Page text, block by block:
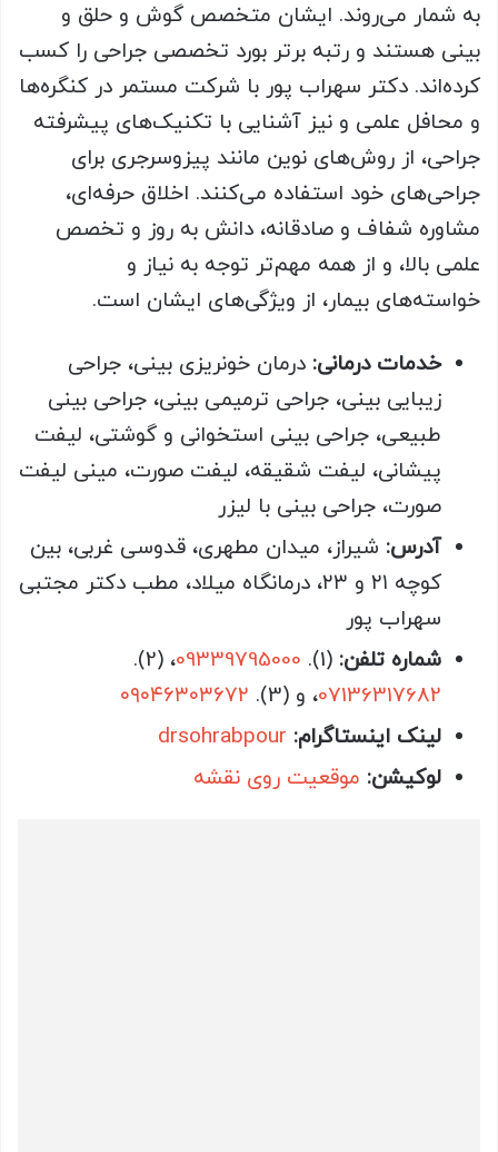
به شمار می‌روند. ایشان متخصص گوش و حلق و
بینی هستند و رتبه برتر بورد تخصصی جراحی را کسب
کرده‌اند. دکتر سهراب پور با شرکت مستمر در کنگره‌ها
و محافل علمی و نیز آشنایی با تکنیک‌‌های پیشرفته
جراحی، از روش‌های نوین مانند پیزوسرجری برای
جراحی‌های خود استفاده می‌کنند. اخلاق حرفه‌ای،
مشاوره شفاف و صادقانه، دانش به‌ روز و تخصص
علمی بالا، و از همه مهم‌تر توجه به نیاز و
خواسته‌های بیمار، از ویژگی‌های ایشان است.
خدمات درمانی: درمان خونریزی بینی، جراحی
زیبایی بینی، جراحی ترمیمی بینی، جراحی بینی
طبیعی، جراحی بینی استخوانی و گوشتی، لیفت
پیشانی، لیفت شقیقه، لیفت صورت، مینی لیفت
صورت، جراحی بینی با لیزر
آدرس: شیراز، میدان مطهری، قدوسی غربی، بین
کوچه ۲۱ و ۲۳، درمانگاه میلاد، مطب دکتر مجتبی
سهراب پور
شماره تلفن: (1).
، (2).
07136317682، و (3).
لینک اینستاگرام: drsohrabpour
لوکیشن: موقعیت روی نقشه